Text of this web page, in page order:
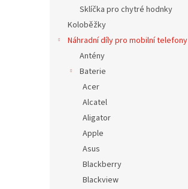
Sklíčka pro chytré hodnky
Koloběžky
Náhradní díly pro mobilní telefony
Antény
Baterie
Acer
Alcatel
Aligator
Apple
Asus
Blackberry
Blackview